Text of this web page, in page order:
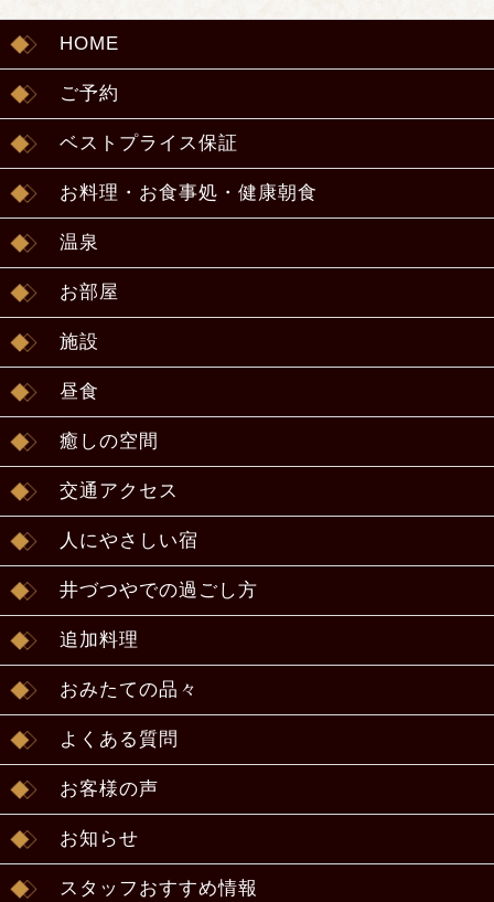
HOME
ご予約
ベストプライス保証
お料理・お食事処・健康朝食
温泉
お部屋
施設
昼食
癒しの空間
交通アクセス
人にやさしい宿
井づつやでの過ごし方
追加料理
おみたての品々
よくある質問
お客様の声
お知らせ
スタッフおすすめ情報